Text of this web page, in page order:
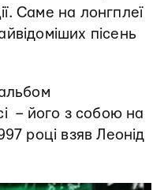
Саме на лонгплеї
пісень
– його з собою на
році взяв Леонід